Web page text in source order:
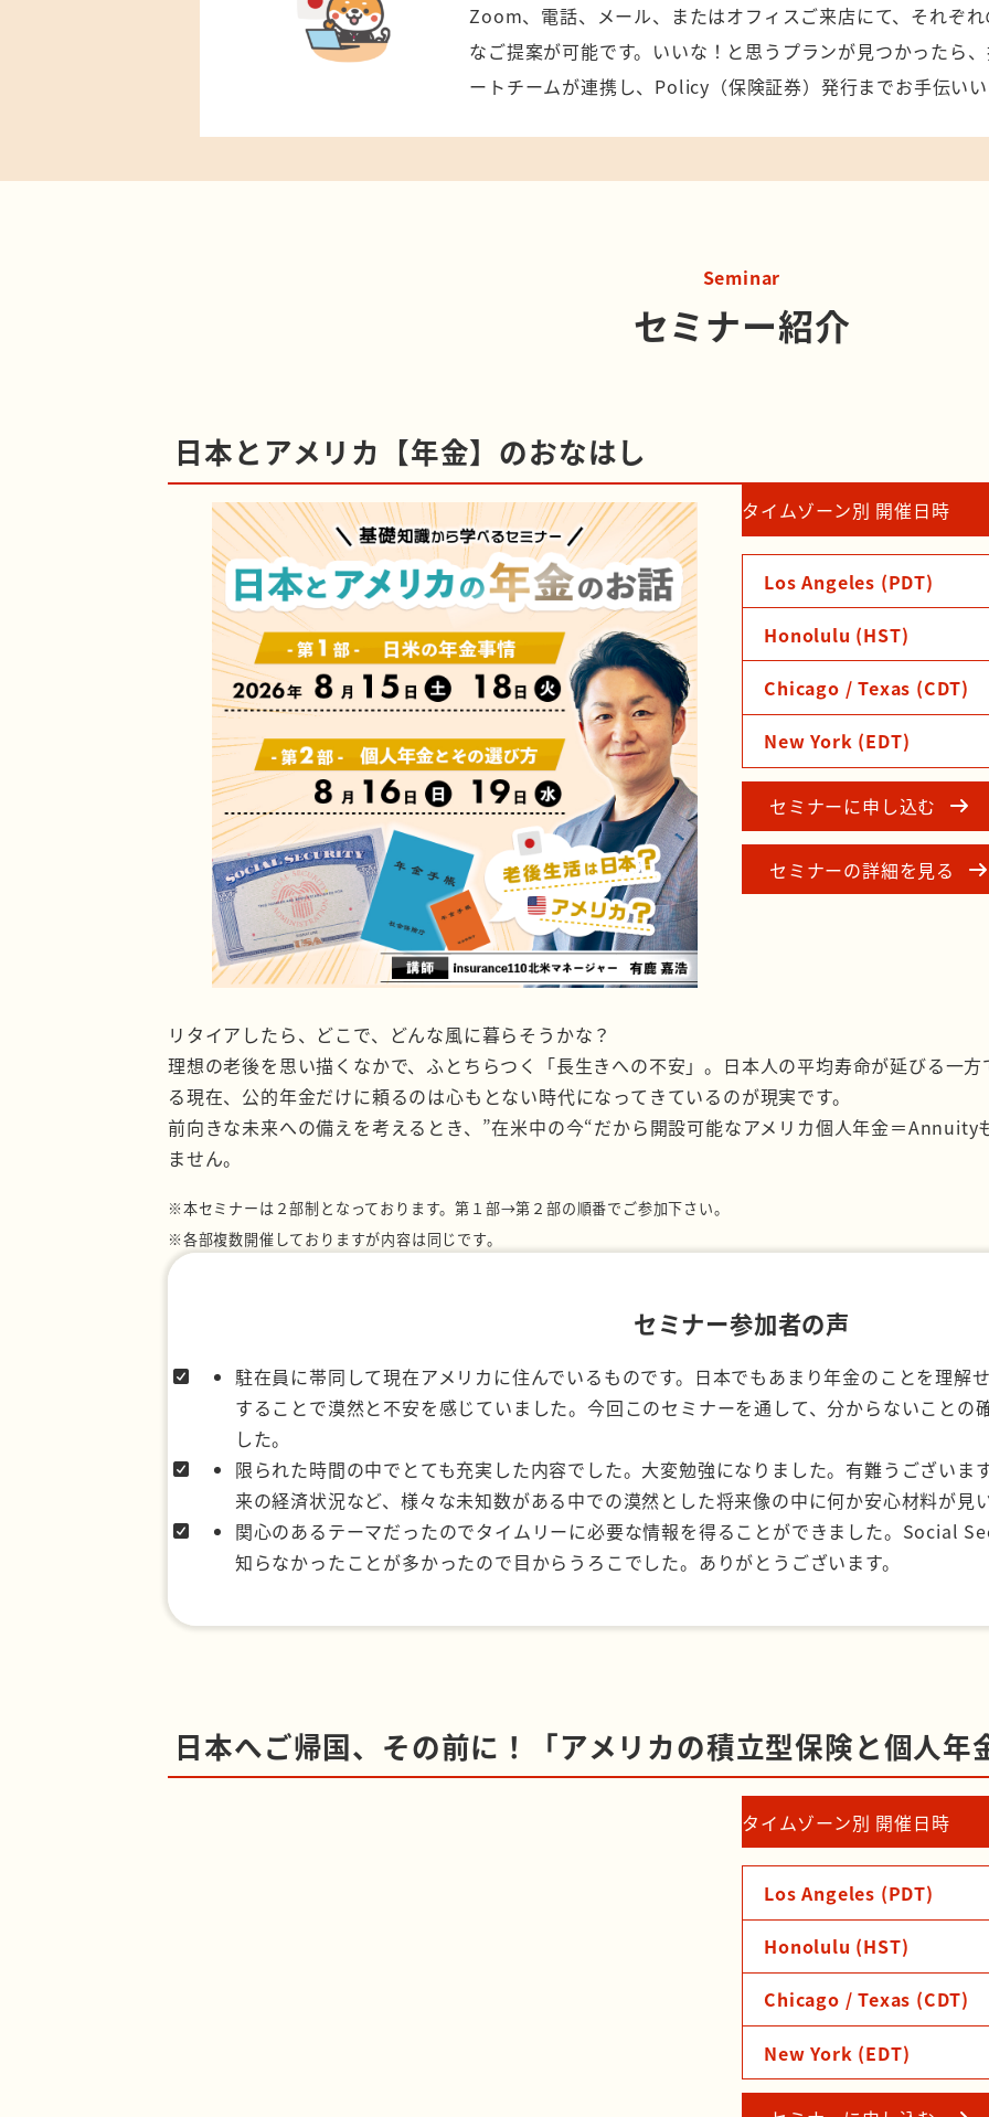
Zoom、電話、メール、またはオフィスご来店にて、それぞ
なご提案が可能です。いいな！と思うプランが見つかったら
ートチームが連携し、Policy（保険証券）発行までお手伝いい
Seminar
セミナー紹介
日本とアメリカ【年金】のおなはし
タイムゾーン別 開催日時
Los Angeles (PDT)
Honolulu (HST)
Chicago / Texas (CDT)
New York (EDT)
セミナーに申し込む
セミナーの詳細を見る
リタイアしたら、どこで、どんな風に暮らそうかな？
理想の老後を思い描くなかで、ふとちらつく「長生きへの不安」。日本人の平均寿命が延びる一
る現在、公的年金だけに頼るのは心もとない時代になってきているのが現実です。
前向きな未来への備えを考えるとき、”在米中の今“だから開設可能なアメリカ個人年金＝Annuity
ません。
※本セミナーは２部制となっております。第１部→第２部の順番でご参加下さい。
※各部複数開催しておりますが内容は同じです。
セミナー参加者の声
駐在員に帯同して現在アメリカに住んでいるものです。日本でもあまり年金のことを理解
することで漠然と不安を感じていました。今回このセミナーを通して、分からないことの
した。
限られた時間の中でとても充実した内容でした。大変勉強になりました。有難うございま
来の経済状況など、様々な未知数がある中での漠然とした将来像の中に何か安心材料が見
関心のあるテーマだったのでタイムリーに必要な情報を得ることができました。Social
知らなかったことが多かったので目からうろこでした。ありがとうございます。
日本へご帰国、その前に！「アメリカの積立型保険と個人年
タイムゾーン別 開催日時
Los Angeles (PDT)
Honolulu (HST)
Chicago / Texas (CDT)
New York (EDT)